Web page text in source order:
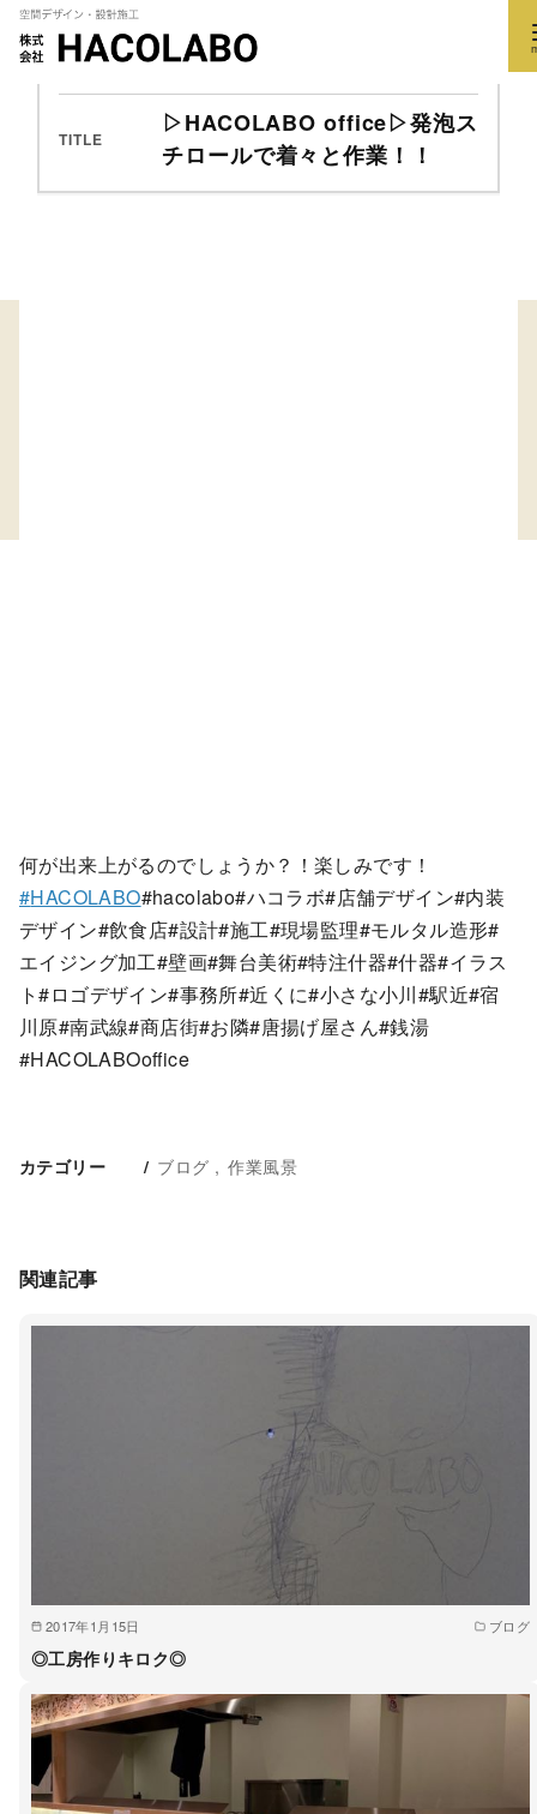
移
DATE 2018/05/17
CATEGORY ブログ
TITLE
▷HACOLABO office▷発泡ス
チロールで着々と作業！！
何が出来上がるのでしょうか？！楽しみです！
#HACOLABO#hacolabo#ハコラボ#店舗デザイン#内装
デザイン#飲食店#設計#施工#現場監理#モルタル造形#
エイジング加工#壁画#舞台美術#特注什器#什器#イラス
ト#ロゴデザイン#事務所#近くに#小さな小川#駅近#宿
川原#南武線#商店街#お隣#唐揚げ屋さん#銭湯
#HACOLABOoffice
カテゴリー ブログ 作業風景
関連記事
2017年1月15日 ブログ
◎工房作りキロク◎